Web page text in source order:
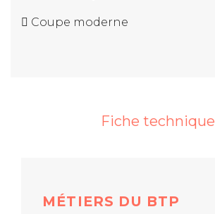
 Coupe moderne
Fiche technique
MÉTIERS DU BTP